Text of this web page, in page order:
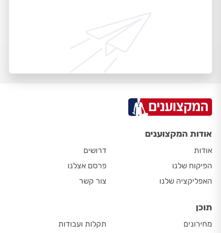
אודות המקצוענים
אודות
הפיקוח שלנו
האפליקציה שלנו
דרושים
פרסם אצלנו
צור קשר
תוכן
מחירונים
תקלות ועבודות